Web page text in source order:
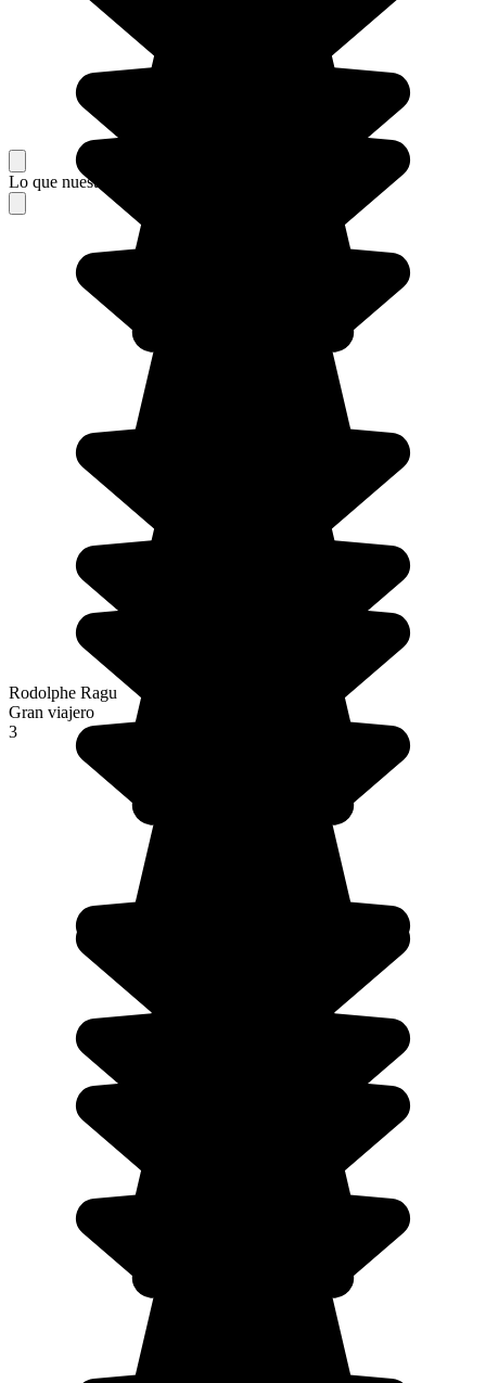
Lo que nuestros viajeros piensan de su estancia
Rodolphe Ragu
Gran viajero
3